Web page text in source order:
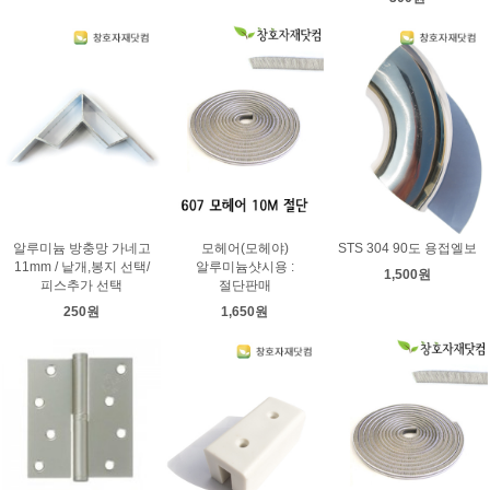
알루미늄 방충망 가네고
11mm / 낱개,봉지 선택/
피스추가 선택
250원
모헤어(모헤야)
알루미늄샷시용 :
절단판매
1,650원
STS 304 90도 용접엘보
1,500원